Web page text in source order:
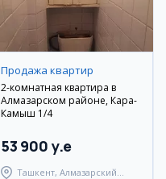
Продажа квартир
2-комнатная квартира в
Алмазарском районе, Кара-
Камыш 1/4
53 900 y.e
Ташкент, Алмазарский